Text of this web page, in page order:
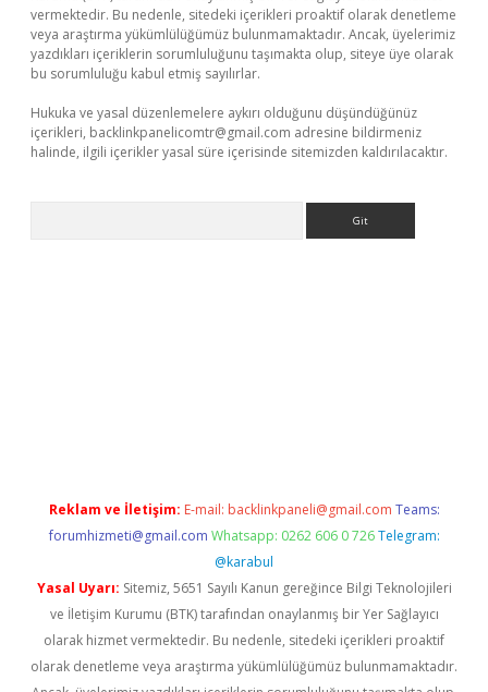
vermektedir. Bu nedenle, sitedeki içerikleri proaktif olarak denetleme
veya araştırma yükümlülüğümüz bulunmamaktadır. Ancak, üyelerimiz
yazdıkları içeriklerin sorumluluğunu taşımakta olup, siteye üye olarak
bu sorumluluğu kabul etmiş sayılırlar.
Hukuka ve yasal düzenlemelere aykırı olduğunu düşündüğünüz
içerikleri, backlinkpanelicomtr@gmail.com adresine bildirmeniz
halinde, ilgili içerikler yasal süre içerisinde sitemizden kaldırılacaktır.
Reklam ve İletişim: E-mail: backlinkpaneli@gmail.com Teams:
forumhizmeti@gmail.com Whatsapp: 0262 606 0 726 Telegram:
@karabul
Yasal Uyarı: Sitemiz, 5651 Sayılı Kanun gereğince Bilgi Teknolojileri
ve İletişim Kurumu (BTK) tarafından onaylanmış bir Yer Sağlayıcı
olarak hizmet vermektedir. Bu nedenle, sitedeki içerikleri proaktif
olarak denetleme veya araştırma yükümlülüğümüz bulunmamaktadır.